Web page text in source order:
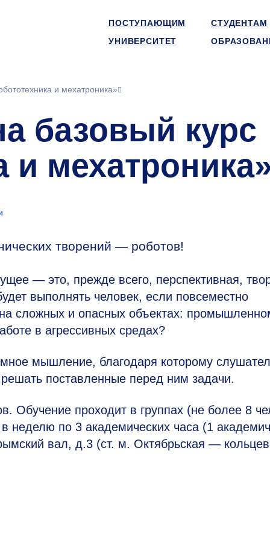
ПОСТУПАЮЩИМ
СТУДЕНТАМ
УНИВЕРСИТЕТ
и мехатроника»
базовый курс
и
творений — роботов!
— это, прежде всего, перспективная,
выполнять человек, если повсеместно
сложных и опасных объектах:
в агрессивных средах?
мышление, благодаря которому
поставленные перед ним задачи.
Обучение проходит в группах (не более 8
неделю по 3 академических часа (1
вал, д.3 (ст. м. Октябрьская —